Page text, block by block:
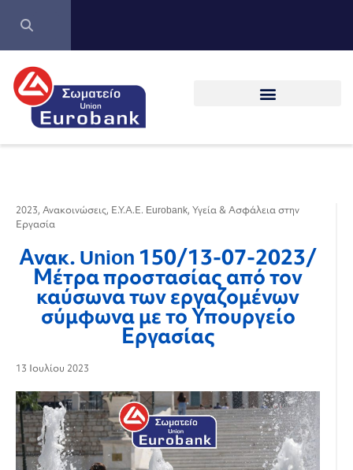
2023, Ανακοινώσεις, Ε.Υ.Α.Ε. Eurobank, Υγεία & Ασφάλεια στην
Εργασία
Ανακ. Union 150/13-07-2023/
Μέτρα προστασίας από τον
καύσωνα των εργαζομένων
σύμφωνα με το Υπουργείο
Εργασίας
13 Ιουλίου 2023